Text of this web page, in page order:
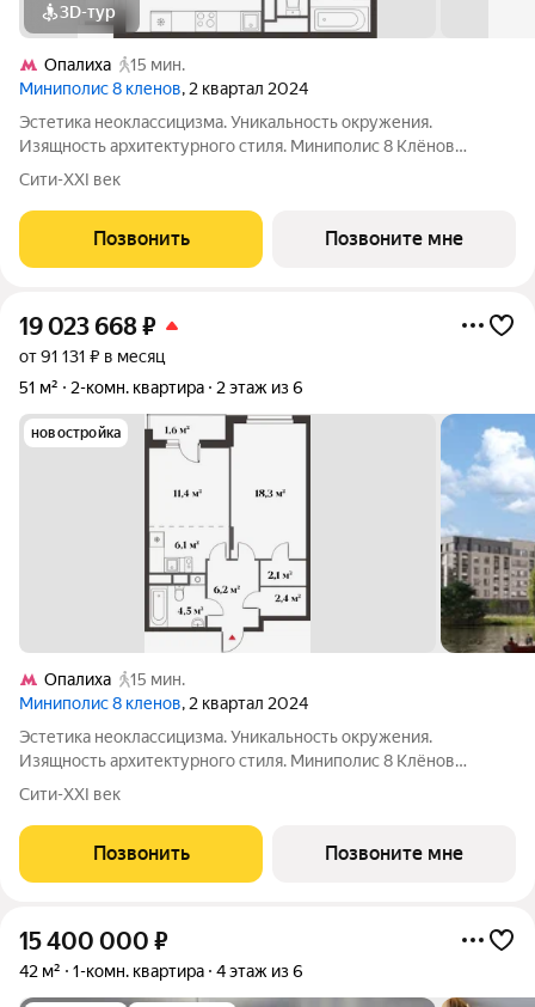
3D-тур
Опалиха
15 мин.
Миниполис 8 кленов, 2 квартал 2024
Эстетика неоклассицизма. Уникальность окружения.
Изящность архитектурного стиля. Миниполис 8 Клёнов
расположился в подмосковном микрорайоне Опалиха.
магистралей добраться до центра столицы не
Сити-XXI век
Позвонить Позвоните мне
19 023 668₽
от 91 131 ₽ в месяц
51 м²
2-комн. квартира 2 этаж из 6
новостройка
Опалиха
15 мин.
Миниполис 8 кленов, 2 квартал 2024
Эстетика неоклассицизма. Уникальность окружения.
Изящность архитектурного стиля. Миниполис 8 Клёнов
расположился в подмосковном микрорайоне Опалиха.
магистралей добраться до центра столицы не
Сити-XXI век
Позвонить Позвоните мне
15 400 000 ₽
42 м² 1-комн. квартира 4 этаж из 6